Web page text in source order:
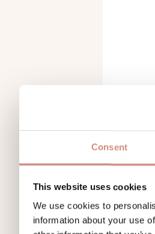
Consent
This website uses cookies
We use cookies to
information about your use